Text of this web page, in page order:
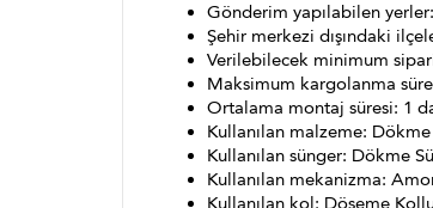
Gönderim yapılabilen yerler:
Şehir merkezi dışındaki
Verilebilecek minimum
Maksimum kargolanma
Ortalama montaj süresi: 1
Kullanılan malzeme:
Kullanılan sünger: Dökme
Kullanılan mekanizma:
Kullanılan kol: Döşeme